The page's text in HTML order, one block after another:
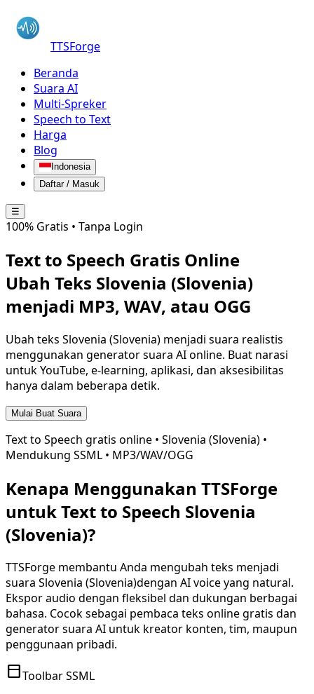
TTSForge
Beranda
Suara AI
Multi-Spreker
Speech to Text
Harga
Blog
Indonesia
Daftar / Masuk
☰
100% Gratis • Tanpa Login
Text to Speech Gratis Online
Ubah Teks Slovenia (Slovenia)
menjadi MP3, WAV, atau OGG
Ubah teks Slovenia (Slovenia) menjadi suara realistis
menggunakan generator suara AI online. Buat narasi
untuk YouTube, e-learning, aplikasi, dan aksesibilitas
hanya dalam beberapa detik.
Mulai Buat Suara
Text to Speech gratis online • Slovenia (Slovenia) •
Mendukung SSML • MP3/WAV/OGG
Kenapa Menggunakan TTSForge
untuk Text to Speech Slovenia
(Slovenia)?
TTSForge membantu Anda mengubah teks menjadi
suara Slovenia (Slovenia)dengan AI voice yang natural.
Ekspor audio dengan fleksibel dan dukungan berbagai
bahasa. Cocok sebagai pembaca teks online gratis dan
generator suara AI untuk kreator konten, tim, maupun
penggunaan pribadi.
toolbarToolbar SSML